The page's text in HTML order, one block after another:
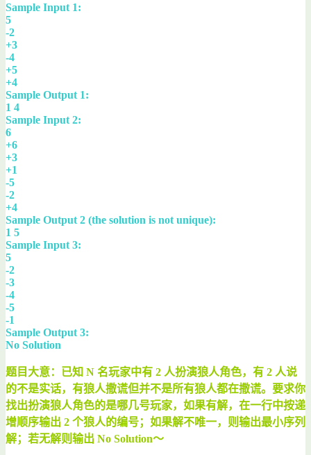
Sample Input 1:
5
-2
+3
-4
+5
+4
Sample Output 1:
1 4
Sample Input 2:
6
+6
+3
+1
-5
-2
+4
Sample Output 2 (the solution is not unique):
1 5
Sample Input 3:
5
-2
-3
-4
-5
-1
Sample Output 3:
No Solution
题目大意：已知 N 名玩家中有 2 人扮演狼人角色，有 2 人说
的不是实话，有狼人撒谎但并不是所有狼人都在撒谎。要求你
找出扮演狼人角色的是哪几号玩家，如果有解，在一行中按递
增顺序输出 2 个狼人的编号；如果解不唯一，则输出最小序列
解；若无解则输出 No Solution～